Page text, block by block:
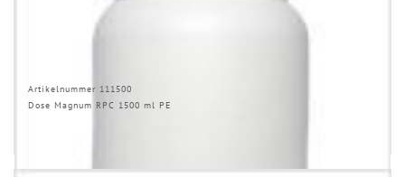
Artikelnummer 111500
Dose Magnum RPC 1500 ml PE